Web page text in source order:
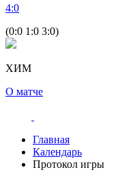
4:0
(0:0 1:0 3:0)
ХИМ
О матче
Главная
Календарь
Протокол игры